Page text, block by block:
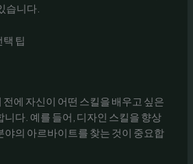
습니다.
팁
에 자신이 어떤 스킬을 배우고 싶은
니다. 예를 들어, 디자인 스킬을 향상
야의 아르바이트를 찾는 것이 중요합